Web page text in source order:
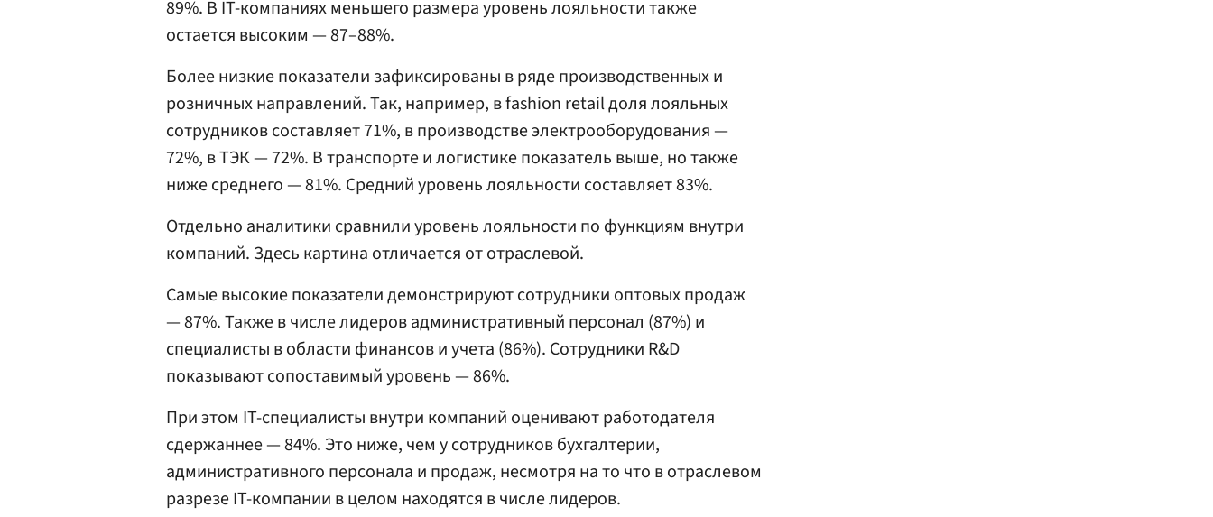
89%. В IT-компаниях меньшего размера уровень лояльности также
остается высоким — 87–88%.
Более низкие показатели зафиксированы в ряде производственных и
розничных направлений. Так, например, в fashion retail доля лояльных
сотрудников составляет 71%, в производстве электрооборудования —
72%, в ТЭК — 72%. В транспорте и логистике показатель выше, но также
ниже среднего — 81%. Средний уровень лояльности составляет 83%.
Отдельно аналитики сравнили уровень лояльности по функциям внутри
компаний. Здесь картина отличается от отраслевой.
Самые высокие показатели демонстрируют сотрудники оптовых продаж
— 87%. Также в числе лидеров административный персонал (87%) и
специалисты в области финансов и учета (86%). Сотрудники R&D
показывают сопоставимый уровень — 86%.
При этом IT-специалисты внутри компаний оценивают работодателя
сдержаннее — 84%. Это ниже, чем у сотрудников бухгалтерии,
административного персонала и продаж, несмотря на то что в отраслевом
разрезе IT-компании в целом находятся в числе лидеров.